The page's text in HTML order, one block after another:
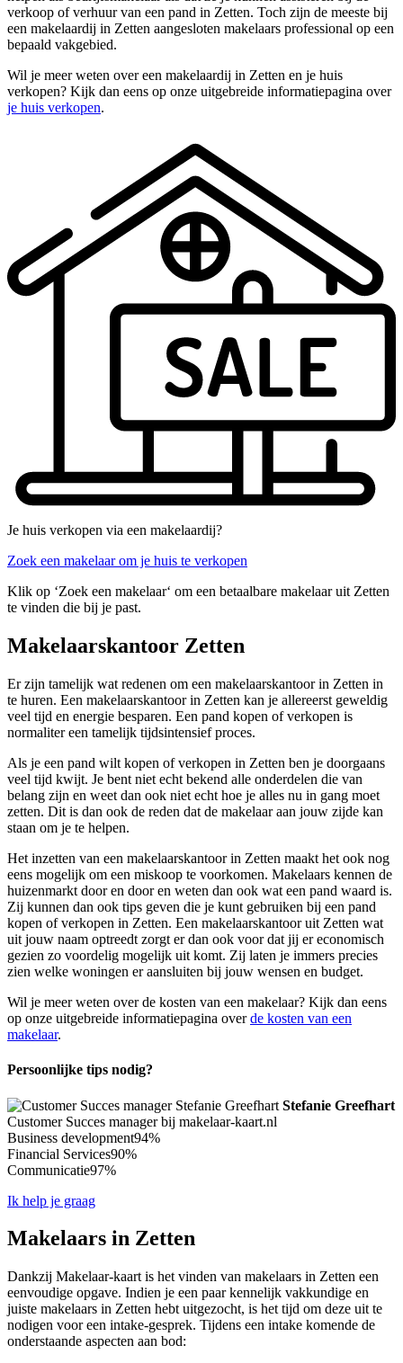
verkoop of verhuur van een pand in Zetten. Toch zijn de meeste bij
een makelaardij in Zetten aangesloten makelaars professional op een
bepaald vakgebied.
Wil je meer weten over een makelaardij in Zetten en je huis
verkopen? Kijk dan eens op onze uitgebreide informatiepagina over
je huis verkopen.
Je huis verkopen via een makelaardij?
Zoek een makelaar om je huis te verkopen
Klik op ‘Zoek een makelaar‘ om een betaalbare makelaar uit Zetten
te vinden die bij je past.
Makelaarskantoor Zetten
Er zijn tamelijk wat redenen om een makelaarskantoor in Zetten in
te huren. Een makelaarskantoor in Zetten kan je allereerst geweldig
veel tijd en energie besparen. Een pand kopen of verkopen is
normaliter een tamelijk tijdsintensief proces.
Als je een pand wilt kopen of verkopen in Zetten ben je doorgaans
veel tijd kwijt. Je bent niet echt bekend alle onderdelen die van
belang zijn en weet dan ook niet echt hoe je alles nu in gang moet
zetten. Dit is dan ook de reden dat de makelaar aan jouw zijde kan
staan om je te helpen.
Het inzetten van een makelaarskantoor in Zetten maakt het ook nog
eens mogelijk om een miskoop te voorkomen. Makelaars kennen de
huizenmarkt door en door en weten dan ook wat een pand waard is.
Zij kunnen dan ook tips geven die je kunt gebruiken bij een pand
kopen of verkopen in Zetten. Een makelaarskantoor uit Zetten wat
uit jouw naam optreedt zorgt er dan ook voor dat jij er economisch
gezien zo voordelig mogelijk uit komt. Zij laten je immers precies
zien welke woningen er aansluiten bij jouw wensen en budget.
Wil je meer weten over de kosten van een makelaar? Kijk dan eens
op onze uitgebreide informatiepagina overde kosten van een
makelaar.
Persoonlijke tips nodig?
Stefanie Greefhart
Customer Succes manager bij makelaar-kaart.nl
Business development94%
Financial Services90%
Communicatie97%
Ik help je graag
Makelaars in Zetten
Dankzij Makelaar-kaart is het vinden van makelaars in Zetten een
eenvoudige opgave. Indien je een paar kennelijk vakkundige en
juiste makelaars in Zetten hebt uitgezocht, is het tijd om deze uit te
nodigen voor een intake-gesprek. Tijdens een intake komende de
onderstaande aspecten aan bod: